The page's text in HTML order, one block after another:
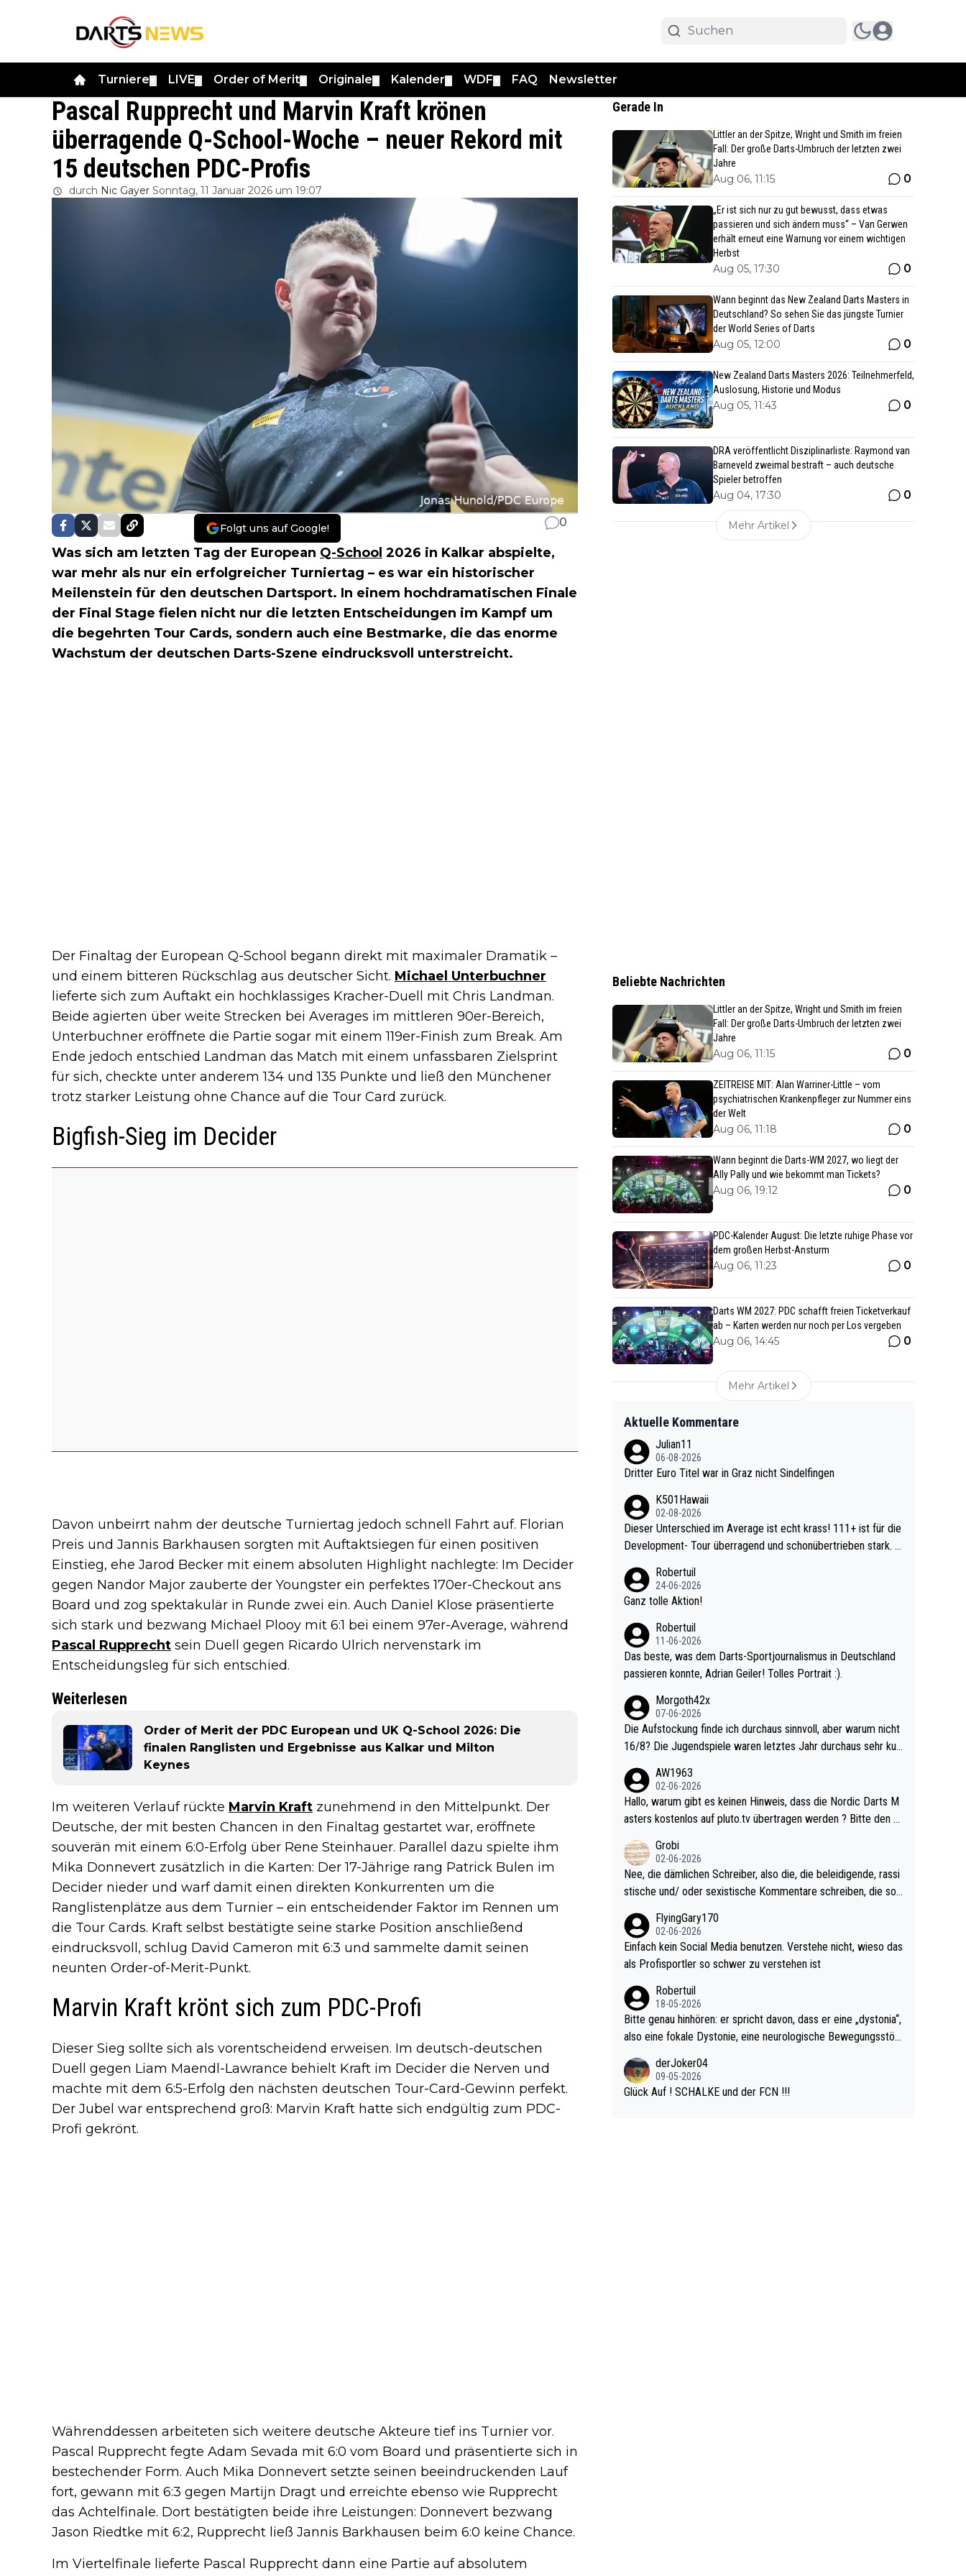
Turniere LIVE Order of Merit Originale Kalender WDF FAQ Newsletter
Pascal Rupprecht und Marvin Kraft krönen
überragende Q-School-Woche – neuer Rekord mit
15 deutschen PDC-Profis
durch Nic Gayer Sonntag, 11 Januar 2026 um 19:07
Folgt uns auf Google! 0
Was sich am letzten Tag der European Q-School 2026 in Kalkar abspielte,
war mehr als nur ein erfolgreicher Turniertag – es war ein historischer
Meilenstein für den deutschen Dartsport. In einem hochdramatischen Finale
der Final Stage fielen nicht nur die letzten Entscheidungen im Kampf um
die begehrten Tour Cards, sondern auch eine Bestmarke, die das enorme
Wachstum der deutschen Darts-Szene eindrucksvoll unterstreicht.
Der Finaltag der European Q-School begann direkt mit maximaler Dramatik –
und einem bitteren Rückschlag aus deutscher Sicht. Michael Unterbuchner
lieferte sich zum Auftakt ein hochklassiges Kracher-Duell mit Chris Landman.
Beide agierten über weite Strecken bei Averages im mittleren 90er-Bereich,
Unterbuchner eröffnete die Partie sogar mit einem 119er-Finish zum Break. Am
Ende jedoch entschied Landman das Match mit einem unfassbaren Zielsprint
für sich, checkte unter anderem 134 und 135 Punkte und ließ den Münchener
trotz starker Leistung ohne Chance auf die Tour Card zurück.
Bigfish-Sieg im Decider
Davon unbeirrt nahm der deutsche Turniertag jedoch schnell Fahrt auf. Florian
Preis und Jannis Barkhausen sorgten mit Auftaktsiegen für einen positiven
Einstieg, ehe Jarod Becker mit einem absoluten Highlight nachlegte: Im Decider
gegen Nandor Major zauberte der Youngster ein perfektes 170er-Checkout ans
Board und zog spektakulär in Runde zwei ein. Auch Daniel Klose präsentierte
sich stark und bezwang Michael Plooy mit 6:1 bei einem 97er-Average, während
Pascal Rupprecht sein Duell gegen Ricardo Ulrich nervenstark im
Entscheidungsleg für sich entschied.
Weiterlesen
Order of Merit der PDC European und UK Q-School 2026: Die
finalen Ranglisten und Ergebnisse aus Kalkar und Milton
Keynes
Im weiteren Verlauf rückte Marvin Kraft zunehmend in den Mittelpunkt. Der
Deutsche, der mit besten Chancen in den Finaltag gestartet war, eröffnete
souverän mit einem 6:0-Erfolg über Rene Steinhauer. Parallel dazu spielte ihm
Mika Donnevert zusätzlich in die Karten: Der 17-Jährige rang Patrick Bulen im
Decider nieder und warf damit einen direkten Konkurrenten um die
Ranglistenplätze aus dem Turnier – ein entscheidender Faktor im Rennen um
die Tour Cards. Kraft selbst bestätigte seine starke Position anschließend
eindrucksvoll, schlug David Cameron mit 6:3 und sammelte damit seinen
neunten Order-of-Merit-Punkt.
Marvin Kraft krönt sich zum PDC-Profi
Dieser Sieg sollte sich als vorentscheidend erweisen. Im deutsch-deutschen
Duell gegen Liam Maendl-Lawrance behielt Kraft im Decider die Nerven und
machte mit dem 6:5-Erfolg den nächsten deutschen Tour-Card-Gewinn perfekt.
Der Jubel war entsprechend groß: Marvin Kraft hatte sich endgültig zum PDC-
Profi gekrönt.
Währenddessen arbeiteten sich weitere deutsche Akteure tief ins Turnier vor.
Pascal Rupprecht fegte Adam Sevada mit 6:0 vom Board und präsentierte sich in
bestechender Form. Auch Mika Donnevert setzte seinen beeindruckenden Lauf
fort, gewann mit 6:3 gegen Martijn Dragt und erreichte ebenso wie Rupprecht
das Achtelfinale. Dort bestätigten beide ihre Leistungen: Donnevert bezwang
Jason Riedtke mit 6:2, Rupprecht ließ Jannis Barkhausen beim 6:0 keine Chance.
Im Viertelfinale lieferte Pascal Rupprecht dann eine Partie auf absolutem
Gerade In
Littler an der Spitze, Wright und Smith im freien
Fall: Der große Darts-Umbruch der letzten zwei
Jahre
Aug 06, 11:15 0
„Er ist sich nur zu gut bewusst, dass etwas
passieren und sich ändern muss“ – Van Gerwen
erhält erneut eine Warnung vor einem wichtigen
Herbst
Aug 05, 17:30 0
Wann beginnt das New Zealand Darts Masters in
Deutschland? So sehen Sie das jüngste Turnier
der World Series of Darts
Aug 05, 12:00 0
New Zealand Darts Masters 2026: Teilnehmerfeld,
Auslosung, Historie und Modus
Aug 05, 11:43 0
DRA veröffentlicht Disziplinarliste: Raymond van
Barneveld zweimal bestraft – auch deutsche
Spieler betroffen
Aug 04, 17:30 0
Mehr Artikel
Beliebte Nachrichten
Littler an der Spitze, Wright und Smith im freien
Fall: Der große Darts-Umbruch der letzten zwei
Jahre
Aug 06, 11:15 0
ZEITREISE MIT: Alan Warriner-Little – vom
psychiatrischen Krankenpfleger zur Nummer eins
der Welt
Aug 06, 11:18 0
Wann beginnt die Darts-WM 2027, wo liegt der
Ally Pally und wie bekommt man Tickets?
Aug 06, 19:12 0
PDC-Kalender August: Die letzte ruhige Phase vor
dem großen Herbst-Ansturm
Aug 06, 11:23 0
Darts WM 2027: PDC schafft freien Ticketverkauf
ab – Karten werden nur noch per Los vergeben
Aug 06, 14:45 0
Mehr Artikel
Aktuelle Kommentare
Julian11
06-08-2026
Dritter Euro Titel war in Graz nicht Sindelfingen
K501Hawaii
02-08-2026
Dieser Unterschied im Average ist echt krass! 111+ ist für die
Development- Tour überragend und schonübertrieben stark. U
e mal 40+ erst recht. Da gewinnst keinen Blumentopf - ist ja n
och krasser wie ein Pokalspiel eines Kreisligisten vs einem Bu
Robertuil
24-06-2026
Ganz tolle Aktion!
Robertuil
11-06-2026
Das beste, was dem Darts-Sportjournalismus in Deutschland
passieren konnte, Adrian Geiler! Tolles Portrait :).
Morgoth42x
07-06-2026
Die Aufstockung finde ich durchaus sinnvoll, aber warum nicht
16/8? Die Jugendspiele waren letztes Jahr durchaus sehr kur
l. Allerdings ist Mitchell Lawrie als Nummer 1 der Welt eh quali
fiziert. Somit ändert die automatische Qualifikation des Weltm
eisters erstmal nichts. Ich denke sie wollen damit für nächste
d wohl wenig WDF Turniere spielen. Dies war bei Archie Self l
etztes Jahr der Fall. Er musste als amtierender Weltmeister d
urch den Qualifier und ich glaube kaum, dass Mitchel sich das
(in Vegas) antun würde, wenn er doch eigentlich die PDC-WM
als Ziel hat.
AW1963
02-06-2026
Hallo, warum gibt es keinen Hinweis, dass die Nordic Darts M
asters kostenlos auf pluto.tv übertragen werden ? Bitte den A
Grobi
02-06-2026
Nee, die dämlichen Schreiber, also die, die beleidigende, rassi
stische und/ oder sexistische Kommentare schreiben, die soll
nes Leben in den Griff kriegen. Nur eins wundert mich: Luke Li
ttler war doch neulich erst derjenige, der über Social Media G
vV provoziert hat. Und Littlers Mutter schießt öfters mal gege
ehler!
FlyingGary170
02-06-2026
Einfach kein Social Media benutzen. Verstehe nicht, wieso das
als Profisportler so schwer zu verstehen ist
Robertuil
18-05-2026
Bitte genau hinhören: er spricht davon, dass er eine „dystonia“,
also eine fokale Dystonie, eine neurologische Bewegungsstör
werden, im Arm hat. Und, dass Medikamente ihm helfen! Ich gl
aube immer noch, dass sehr viele der Dartits-Fälle fälschlich p
derJoker04
09-05-2026
Glück Auf ! SCHALKE und der FCN !!!